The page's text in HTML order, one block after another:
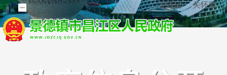
关怀版
无障碍